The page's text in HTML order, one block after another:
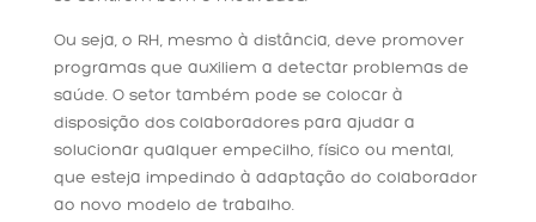
Ou seja, o RH, mesmo à distância, deve promover
programas que auxiliem a detectar problemas de
saúde. O setor também pode se colocar à
disposição dos colaboradores para ajudar a
solucionar qualquer empecilho, físico ou mental,
que esteja impedindo à adaptação do colaborador
ao novo modelo de trabalho.